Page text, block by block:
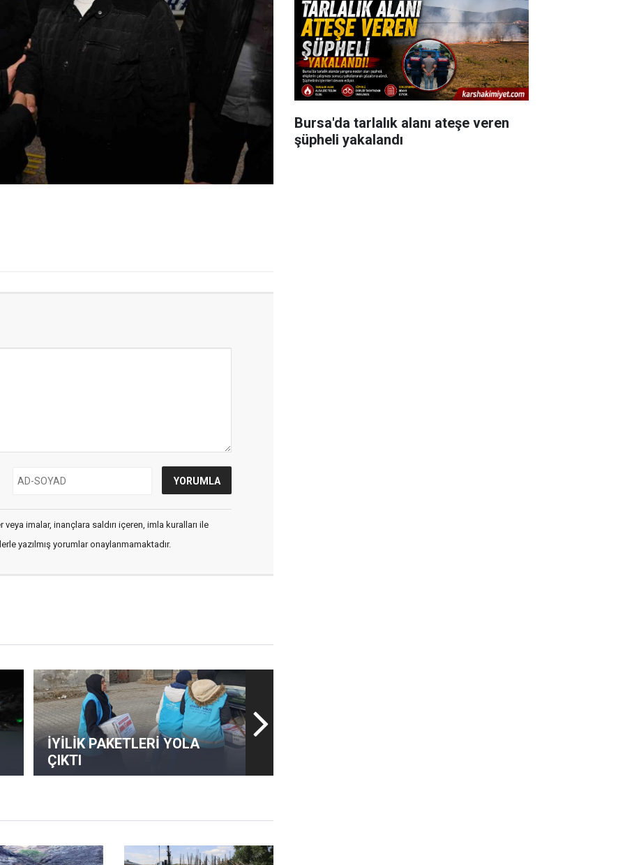
imalar, inançlara saldırı içeren, imla kuralları ile
yazılmış yorumlar onaylanmamaktadır.
İYİLİK PAKETLERİ YOLA
ÇIKTI
Bursa'da tarlalık alanı ateşe veren
şüpheli yakalandı